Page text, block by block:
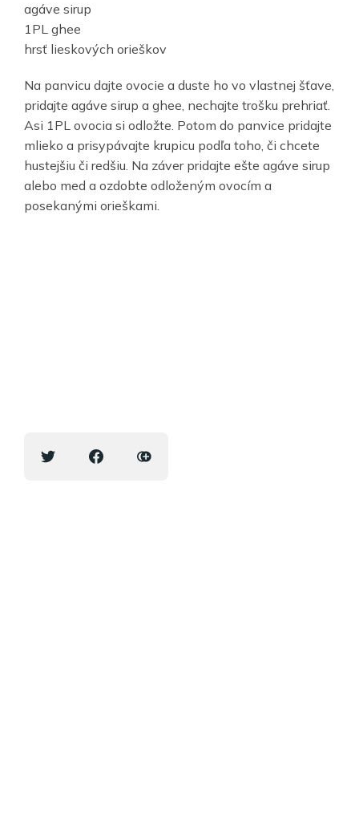
agáve sirup
1PL ghee
hrsť lieskových orieškov
Na panvicu dajte ovocie a duste ho vo vlastnej šťave,
pridajte agáve sirup a ghee, nechajte trošku prehriať.
Asi 1PL ovocia si odložte. Potom do panvice pridajte
mlieko a prisypávajte krupicu podľa toho, či chcete
hustejšiu či redšiu. Na záver pridajte ešte agáve sirup
alebo med a ozdobte odloženým ovocím a
posekanými orieškami.